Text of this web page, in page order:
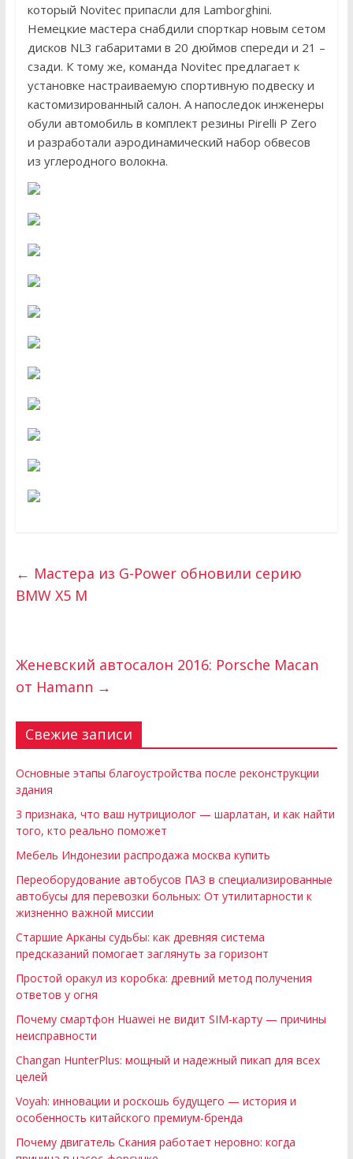
который Novitec припасли для Lamborghini.
Немецкие мастера снабдили спорткар новым сетом
дисков NL3 габаритами в 20 дюймов спереди и 21 –
сзади. К тому же, команда Novitec предлагает к
установке настраиваемую спортивную подвеску и
кастомизированный салон. А напоследок инженеры
обули автомобиль в комплект резины Pirelli P Zero
и разработали аэродинамический набор обвесов
из углеродного волокна.
← Мастера из G-Power обновили серию
BMW X5 M
Женевский автосалон 2016: Porsche Macan
от Hamann →
Свежие записи
Основные этапы благоустройства после реконструкции
здания
3 признака, что ваш нутрициолог — шарлатан, и как найти
того, кто реально поможет
Мебель Индонезии распродажа москва купить
Переоборудование автобусов ПАЗ в специализированные
автобусы для перевозки больных: От утилитарности к
жизненно важной миссии
Старшие Арканы судьбы: как древняя система
предсказаний помогает заглянуть за горизонт
Простой оракул из коробка: древний метод получения
ответов у огня
Почему смартфон Huawei не видит SIM-карту — причины
неисправности
Changan HunterPlus: мощный и надежный пикап для всех
целей
Voyah: инновации и роскошь будущего — история и
особенность китайского премиум-бренда
Почему двигатель Скания работает неровно: когда